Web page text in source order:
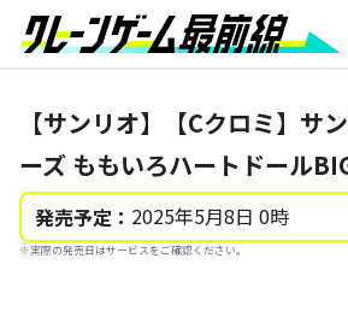
【サンリオ】【Cクロミ】サ
ーズ ももいろハートドール
発売予定： 2025年5月8日 0時
※実際の発売日はサービスをご確認ください。